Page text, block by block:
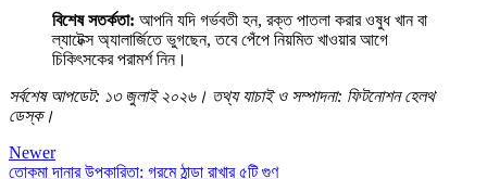
বিশেষ সতর্কতা: আপনি যদি গর্ভবতী হন, রক্ত পাতলা করার ওষুধ খান বা
ল্যাটেক্স অ্যালার্জিতে ভুগছেন, তবে পেঁপে নিয়মিত খাওয়ার আগে
চিকিৎসকের পরামর্শ নিন।
সর্বশেষ আপডেট: ১৩ জুলাই ২০২৬। তথ্য যাচাই ও সম্পাদনা: ফিটনোশন হেলথ
ডেস্ক।
Newer
তোকমা দানার উপকারিতা: গরমে ঠান্ডা রাখার ৫টি গুণ